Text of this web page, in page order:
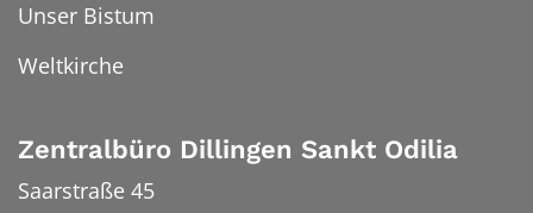
Unser Bistum
Weltkirche
Zentralbüro Dillingen Sankt Odilia
Saarstraße 45